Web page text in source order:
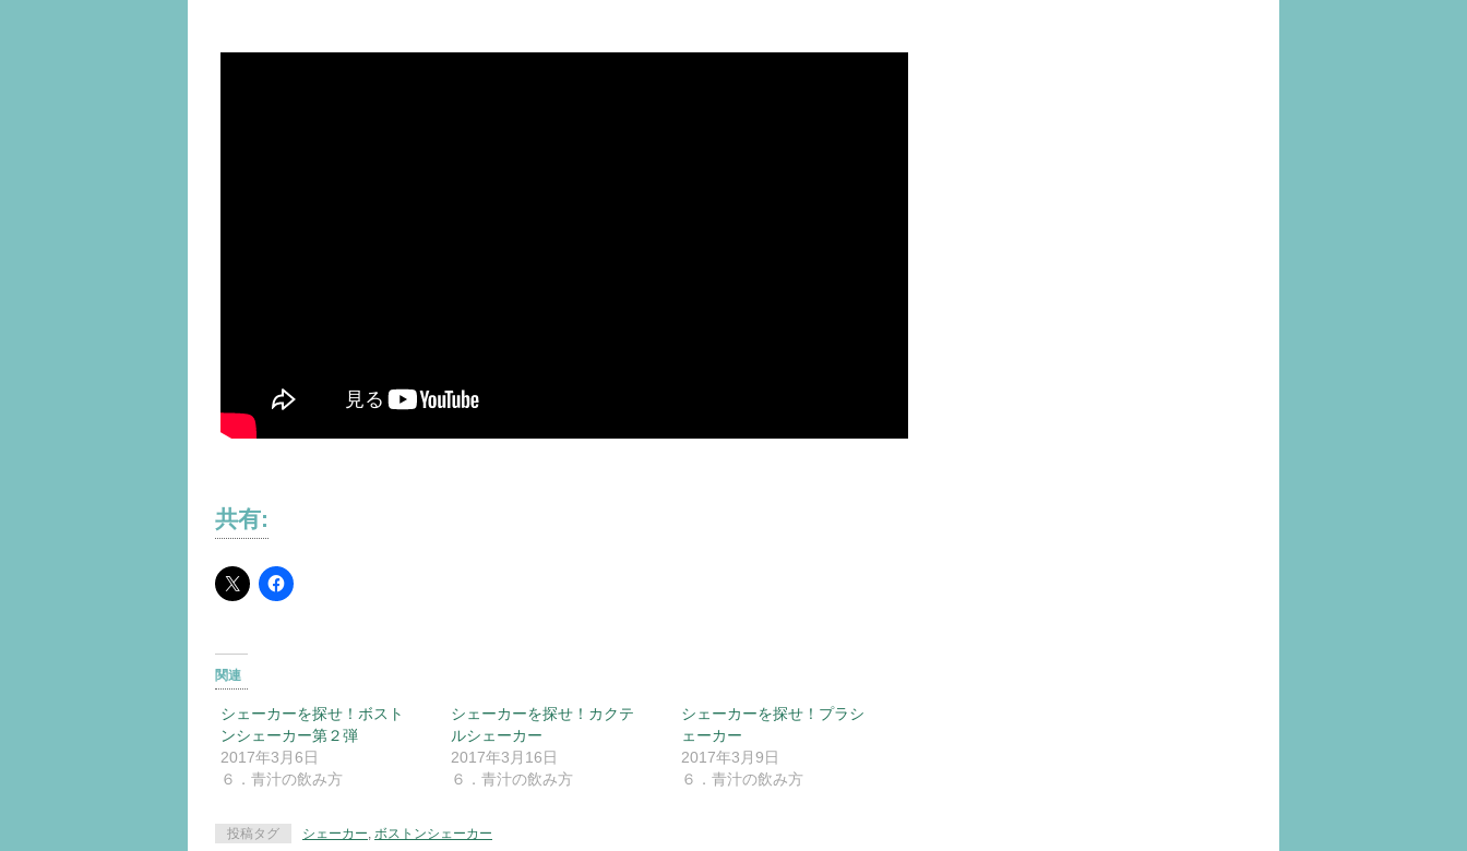
共有:
関連
シェーカーを探せ！ボスト
ンシェーカー第２弾
2017年3月6日
６．青汁の飲み方
シェーカーを探せ！カクテ
ルシェーカー
2017年3月16日
６．青汁の飲み方
シェーカーを探せ！プラシ
ェーカー
2017年3月9日
６．青汁の飲み方
投稿タグ シェーカー ボストンシェーカー